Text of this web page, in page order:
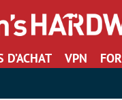
D’ACHAT VPN